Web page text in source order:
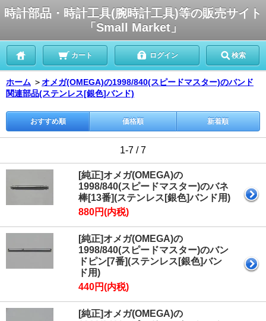
時計部品・時計工具(腕時計工具)等の販売サイト
「Small Market」
カート ログイン 検索
ホーム ＞オメガ(OMEGA)の1998/840(スピードマスター)のバンド
関連部品(ステンレス[銀色]バンド)
おすすめ順 価格順 新着順
1-7 / 7
[純正]オメガ(OMEGA)の
1998/840(スピードマスター)のバネ
棒[13番](ステンレス[銀色]バンド用)
880円(内税)
[純正]オメガ(OMEGA)の
1998/840(スピードマスター)のバン
ドピン[7番](ステンレス[銀色]バン
ド用)
440円(内税)
[純正]オメガ(OMEGA)の